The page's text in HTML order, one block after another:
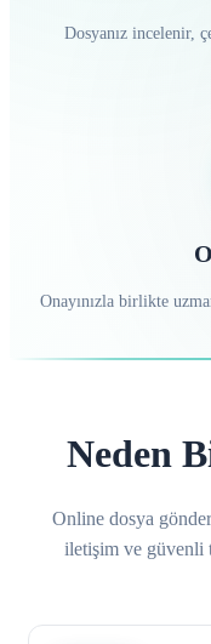
Dosyanız incelenir,
Onayınızla birlikte
Neden
Online dosya
iletişim ve güvenli